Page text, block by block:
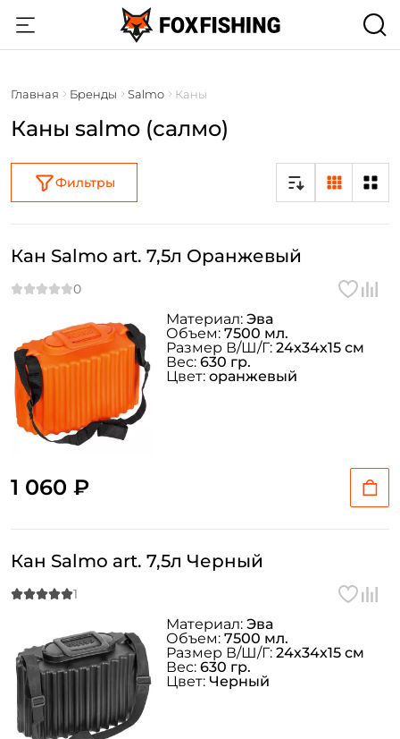
Главная Бренды Salmo Каны
Каны salmo (салмо)
Фильтры
Кан Salmo art. 7,5л Оранжевый
1 060 ₽
Материал: Эва
Объем: 7500 мл.
Размер В/Ш/Г: 24х34х15 см
Вес: 630 гр.
Цвет: оранжевый
Кан Salmo art. 7,5л Черный
Материал: Эва
Объем: 7500 мл.
Размер В/Ш/Г: 24х34х15 см
Вес: 630 гр.
Цвет: Черный
Создать аккаунт
ФИО: *